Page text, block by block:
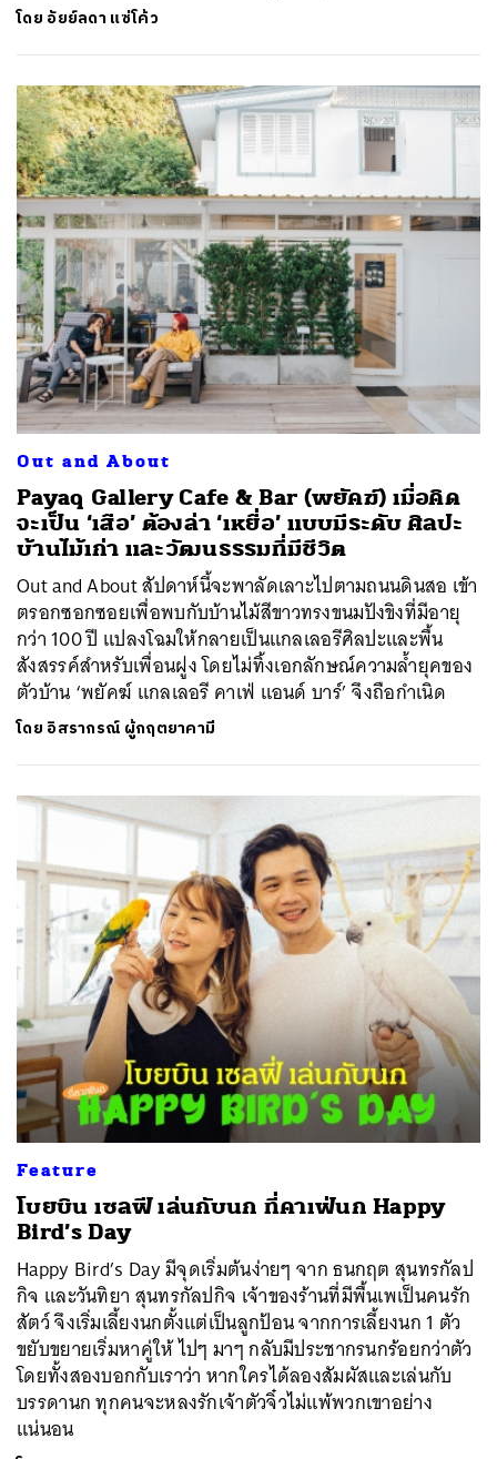
โดย อัยย์ลดา แซ่โค้ว
Out and About
Payaq Gallery Cafe & Bar (พยัคฆ์) เมื่อคิด
จะเป็น ‘เสือ’ ต้องล่า ‘เหยื่อ’ แบบมีระดับ ศิลปะ
บ้านไม้เก่า และวัฒนธรรมที่มีชีวิต
Out and About สัปดาห์นี้จะพาลัดเลาะไปตามถนนดินสอ เข้า
ตรอกซอกซอยเพื่อพบกับบ้านไม้สีขาวทรงขนมปังขิงที่มีอายุ
กว่า 100 ปี แปลงโฉมให้กลายเป็นแกลเลอรีศิลปะและพื้น
สังสรรค์สำหรับเพื่อนฝูง โดยไม่ทิ้งเอกลักษณ์ความล้ำยุคของ
ตัวบ้าน ‘พยัคฆ์ แกลเลอรี คาเฟ่ แอนด์ บาร์’ จึงถือกำเนิด
โดย อิสรากรณ์ ผู้กฤตยาคามี
Feature
โบยบิน เซลฟี เล่นกับนก ที่คาเฟ่นก Happy
Bird’s Day
Happy Bird’s Day มีจุดเริ่มต้นง่ายๆ จาก ธนกฤต สุนทรกัลป
กิจ และวันทิยา สุนทรกัลปกิจ เจ้าของร้านที่มีพื้นเพเป็นคนรัก
สัตว์ จึงเริ่มเลี้ยงนกตั้งแต่เป็นลูกป้อน จากการเลี้ยงนก 1 ตัว
ขยับขยายเริ่มหาคู่ให้ ไปๆ มาๆ กลับมีประชากรนกร้อยกว่าตัว
โดยทั้งสองบอกกับเราว่า หากใครได้ลองสัมผัสและเล่นกับ
บรรดานก ทุกคนจะหลงรักเจ้าตัวจิ๋วไม่แพ้พวกเขาอย่าง
แน่นอน